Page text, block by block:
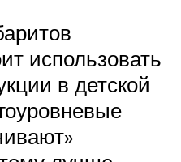
использовать
в детской